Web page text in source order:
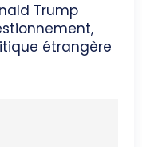
Trump
étrangère